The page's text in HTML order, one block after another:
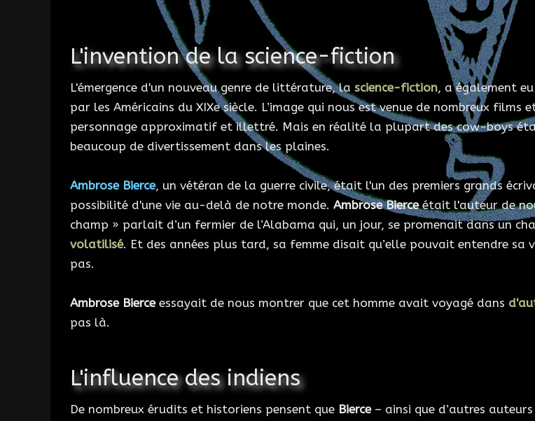
L'invention de la science-fiction
L'émergence d'un nouveau genre de littérature, la science-fiction, a également
par les Américains du XIXe siècle. L’image qui nous est venue de nombreux
personnage approximatif et illettré. Mais en réalité la plupart des cow-boys
beaucoup de divertissement dans les plaines.
Ambrose Bierce, un vétéran de la guerre civile, était l'un des premiers grands
possibilité d'une vie au-delà de notre monde. Ambrose Bierceétait l'auteur de
champ » parlait d’un fermier de l’Alabama qui, un jour, se promenait dans un
volatilisé. Et des années plus tard, sa femme disait qu’elle pouvait entendre
pas.
Ambrose Bierceessayait de nous montrer que cet homme avait voyagé dans
pas là.
L'influence des indiens
De nombreux érudits et historiens pensent que Bierce– ainsi que d’autres